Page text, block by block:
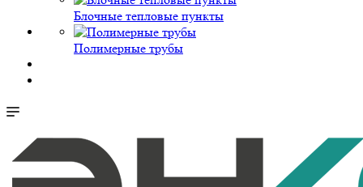
Блочные тепловые пункты
Полимерные трубы